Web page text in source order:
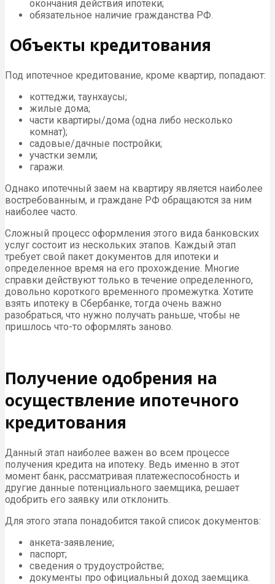
окончания действия ипотеки;
обязательное наличие гражданства РФ.
Объекты кредитования
Под ипотечное кредитование, кроме квартир, попадают:
коттеджи, таунхаусы;
жилые дома;
части квартиры/дома (одна либо несколько
комнат);
садовые/дачные постройки;
участки земли;
гаражи.
Однако ипотечный заем на квартиру является наиболее
востребованным, и граждане РФ обращаются за ним
наиболее часто.
Сложный процесс оформления этого вида банковских
услуг состоит из нескольких этапов. Каждый этап
требует свой пакет документов для ипотеки и
определенное время на его прохождение. Многие
справки действуют только в течение определенного,
довольно короткого временного промежутка. Хотите
взять ипотеку в Сбербанке, тогда очень важно
разобраться, что нужно получать раньше, чтобы не
пришлось что-то оформлять заново.
Получение одобрения на
осуществление ипотечного
кредитования
Данный этап наиболее важен во всем процессе
получения кредита на ипотеку. Ведь именно в этот
момент банк, рассматривая платежеспособность и
другие данные потенциального заемщика, решает
одобрить его заявку или отклонить.
Для этого этапа понадобится такой список документов:
анкета-заявление;
паспорт;
сведения о трудоустройстве;
документы про официальный доход заемщика.